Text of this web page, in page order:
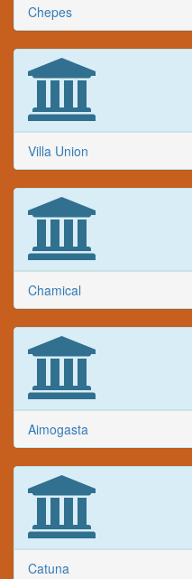
Chepes
Villa Union
Chamical
Aimogasta
Catuna